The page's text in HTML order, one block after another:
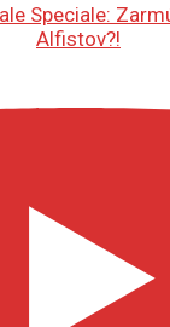
Speciale:
Alfistov?!